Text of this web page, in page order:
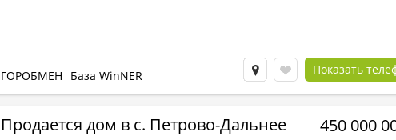
ГОРОБМЕН База WinNER Показать
Продается дом в с. Петрово-Дальнее 450 000